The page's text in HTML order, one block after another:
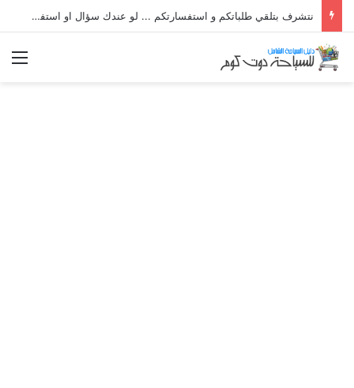
نتشرف بتلقي طلباتكم و استفسارتكم ... لو عندك سؤال او استفسار ماتدرددش فى طلب المساعدة